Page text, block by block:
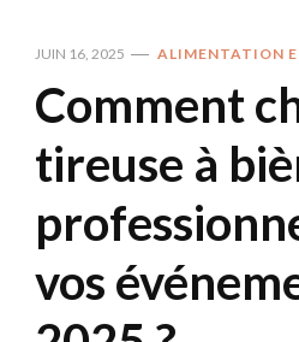
JUIN 16, 2025 ALIMENTATION
Comment
tireuse à
vos